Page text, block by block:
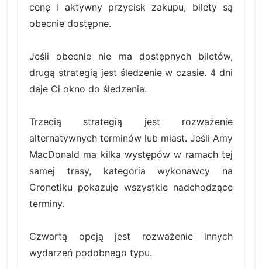
cenę i aktywny przycisk zakupu, bilety są
obecnie dostępne.
Jeśli obecnie nie ma dostępnych biletów,
drugą strategią jest śledzenie w czasie. 4 dni
daje Ci okno do śledzenia.
Trzecią strategią jest rozważenie
alternatywnych terminów lub miast. Jeśli Amy
MacDonald ma kilka występów w ramach tej
samej trasy, kategoria wykonawcy na
Cronetiku pokazuje wszystkie nadchodzące
terminy.
Czwartą opcją jest rozważenie innych
wydarzeń podobnego typu.